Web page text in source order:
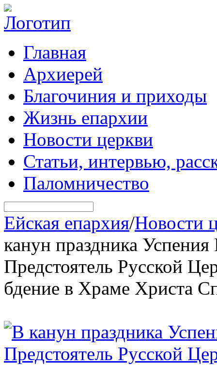
Главная
Архиерей
Благочиния и приходы
Жизнь епархии
Новости церкви
Статьи, интервью,
Паломничество
Ейская епархия/Новости
канун праздника
Предстоятель Русской
бдение в Храме Христа